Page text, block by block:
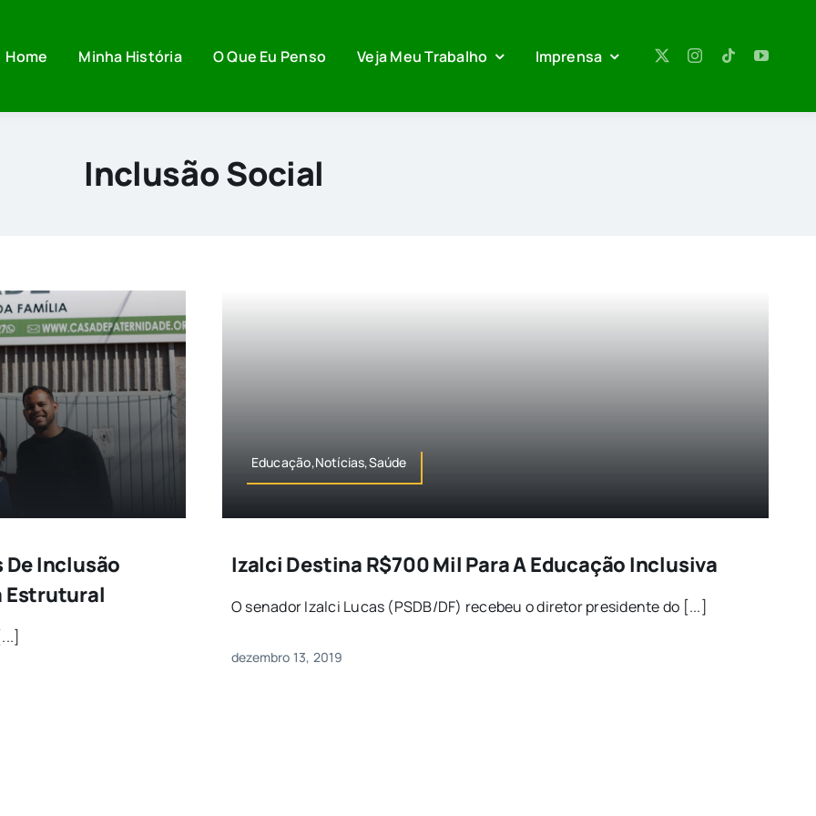
Home Minha História O Que Eu Penso Veja Meu Trabalho Imprensa
Inclusão Social
De Inclusão
Estrutural
Educação,Notícias,Saúde
Izalci Destina R$700 Mil Para A Educação Inclusiva
O senador Izalci Lucas (PSDB/DF) recebeu o diretor presidente do [...]
dezembro 13, 2019